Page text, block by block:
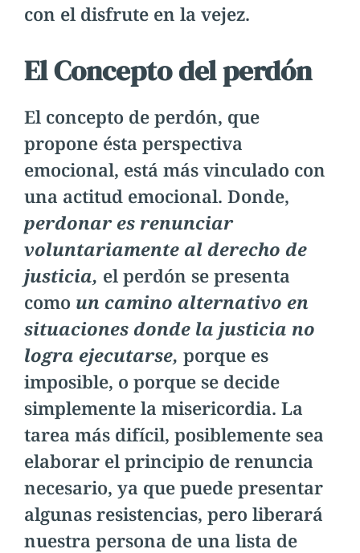
con el disfrute en la vejez.
El Concepto del perdón
El concepto de perdón, que
propone ésta perspectiva
emocional, está más vinculado con
una actitud emocional. Donde,
perdonar es renunciar
voluntariamente al derecho de
justicia, el perdón se presenta
como un camino alternativo en
situaciones donde la justicia no
logra ejecutarse, porque es
imposible, o porque se decide
simplemente la misericordia. La
tarea más difícil, posiblemente sea
elaborar el principio de renuncia
necesario, ya que puede presentar
algunas resistencias, pero liberará
nuestra persona de una lista de